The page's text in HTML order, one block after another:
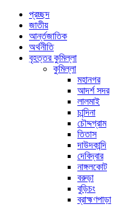
প্রচ্ছদ
জাতীয়
আর্ন্তজাতিক
অর্থনীতি
বৃহত্তর কুমিল্লা
কুমিল্লা
মহানগর
আদর্শ সদর
লালমাই
চান্দিনা
চৌদ্দগ্রাম
তিতাস
দাউদকান্দি
দেবিদ্বার
নাঙ্গলকোট
বরুড়া
বুড়িচং
ব্রাহ্মণপাড়া